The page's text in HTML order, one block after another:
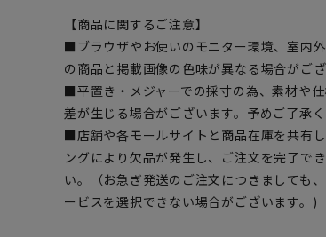
【商品に関するご注意】
■ブラウザやお使いのモニター環境、室内
の商品と掲載画像の色味が異なる場合がござ
■平置き・メジャーでの採寸の為、素材や
差が生じる場合がございます。予めご了承く
■店舗や各モールサイトと商品在庫を共有
ングにより欠品が発生し、ご注文を完了で
い。（お急ぎ発送のご注文につきましても
ービスを選択できない場合がございます。)